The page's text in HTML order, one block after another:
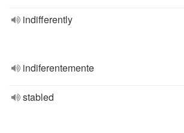
indifferently
indiferentemente
stabled